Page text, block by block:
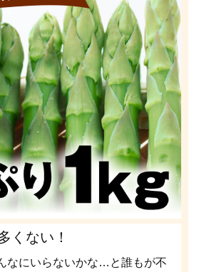
くない！
なにいらないかな…と誰もが不